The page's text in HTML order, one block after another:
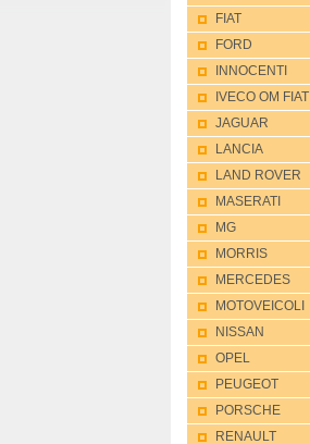
FIAT
FORD
INNOCENTI
IVECO OM FIAT
JAGUAR
LANCIA
LAND ROVER
MASERATI
MG
MORRIS
MERCEDES
MOTOVEICOLI
NISSAN
OPEL
PEUGEOT
PORSCHE
RENAULT